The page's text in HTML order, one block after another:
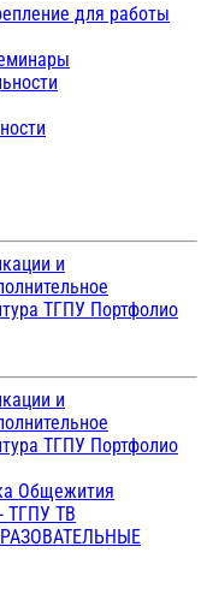
для работы
и
ТГПУ Портфолио
и
ТГПУ Портфолио
Общежития
ТГПУ ТВ